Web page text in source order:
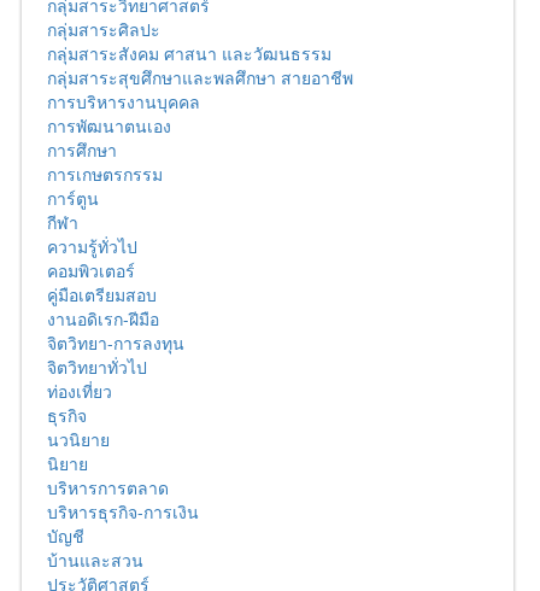
กลุ่มสาระวิทยาศาสตร์
กลุ่มสาระศิลปะ
กลุ่มสาระสังคม ศาสนา และวัฒนธรรม
กลุ่มสาระสุขศึกษาและพลศึกษา สายอาชีพ
การบริหารงานบุคคล
การพัฒนาตนเอง
การศึกษา
การเกษตรกรรม
การ์ตูน
กีฬา
ความรู้ทั่วไป
คอมพิวเตอร์
คู่มือเตรียมสอบ
งานอดิเรก-ฝีมือ
จิตวิทยา-การลงทุน
จิตวิทยาทั่วไป
ท่องเที่ยว
ธุรกิจ
นวนิยาย
นิยาย
บริหารการตลาด
บริหารธุรกิจ-การเงิน
บัญชี
บ้านและสวน
ประวัติศาสตร์